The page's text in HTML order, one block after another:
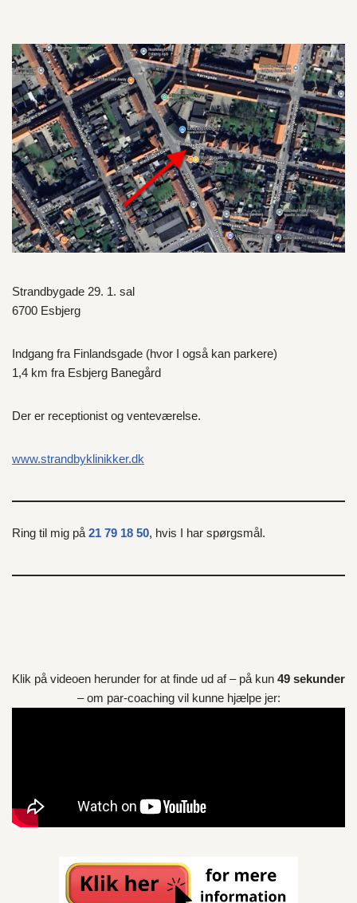
Strandbygade 29. 1. sal
6700 Esbjerg
Indgang fra Finlandsgade (hvor I også kan parkere)
1,4 km fra Esbjerg Banegård
Der er receptionist og venteværelse.
www.strandbyklinikker.dk
Ring til mig på 21 79 18 50, hvis I har spørgsmål.
Klik på videoen herunder for at finde ud af – på kun 49 sekunder
– om par-coaching vil kunne hjælpe jer: